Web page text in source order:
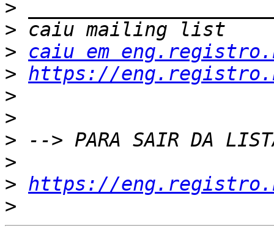
>
>
>
caiu em
> https://
>
>
>
>
> https://
>